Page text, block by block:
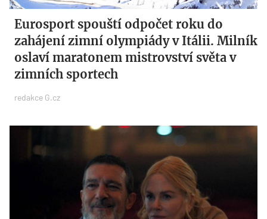
Eurosport spouští odpočet roku do
zahájení zimní olympiády v Itálii. Milník
oslaví maratonem mistrovství světa v
zimních sportech
redakce G.cz